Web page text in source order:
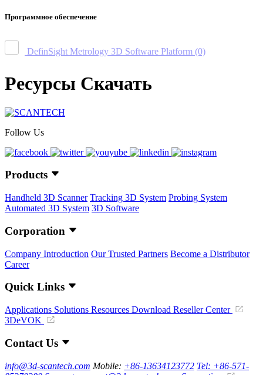
Программное обеспечение
DefinSight Metrology 3D Software Platform (0)
Ресурсы Скачать
Follow Us
Products
Handheld 3D Scanner Tracking 3D System Probing System
Automated 3D System 3D Software
Corporation
Company Introduction Our Trusted Partners Become a Distributor
Career
Quick Links
Applications Solutions Resources Download Reseller Center
3DeVOK
Contact Us
info@3d-scantech.com Mobile: +86-13634123772 Tel: +86-571-